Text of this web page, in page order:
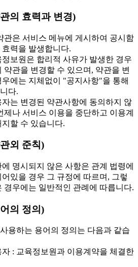
의 효력과 변경)
은 서비스 메뉴에 게시하여 공시함
효력을 발생합니다.
보원은 합리적 사유가 발생한 경우
약관을 변경할 수 있으며, 약관을 변
우에는 지체없이 "공지사항"을 통해
다.
는 변경된 약관사항에 동의하지 않
제나 서비스 이용을 중단하고 이용계
지할 수 있습니다.
외 준칙)
에 명시되지 않은 사항은 관계 법령에
어있을 경우 그 규정에 따르며, 그렇
경우에는 일반적인 관례에 따릅니다.
의 정의)
용하는 용어의 정의는 다음과 같습
: 교육정보원과 이용계약을 체결한